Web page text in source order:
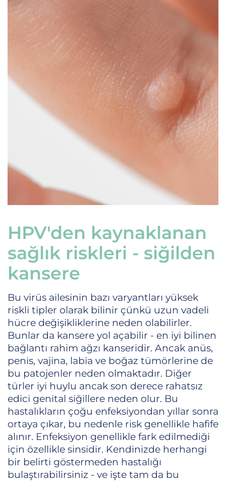
HPV'den kaynaklanan
sağlık riskleri - siğilden
kansere
Bu virüs ailesinin bazı varyantları yüksek
riskli tipler olarak bilinir çünkü uzun vadeli
hücre değişikliklerine neden olabilirler.
Bunlar da kansere yol açabilir - en iyi bilinen
bağlantı rahim ağzı kanseridir. Ancak anüs,
penis, vajina, labia ve boğaz tümörlerine de
bu patojenler neden olmaktadır. Diğer
türler iyi huylu ancak son derece rahatsız
edici genital siğillere neden olur. Bu
hastalıkların çoğu enfeksiyondan yıllar sonra
ortaya çıkar, bu nedenle risk genellikle hafife
alınır. Enfeksiyon genellikle fark edilmediği
için özellikle sinsidir. Kendinizde herhangi
bir belirti göstermeden hastalığı
bulaştırabilirsiniz - ve işte tam da bu